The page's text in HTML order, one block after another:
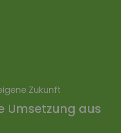
Zukunft
Umsetzung aus